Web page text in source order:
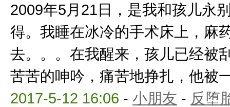
2009年5月21日，是我和孩儿永
得。我睡在冰冷的手术床上，麻
去。。。在我醒来，孩儿已经被
苦苦的呻吟，痛苦地挣扎，他被
2017-5-12 16:06 - 小朋友 - 反堕